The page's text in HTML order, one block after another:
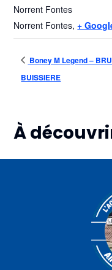
Norrent Fontes
Norrent Fontes, +
Boney M Legend –
BUISSIERE
À
Plus d'informations
Bar
plein
air
Plus